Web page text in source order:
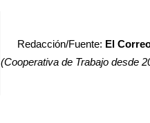
Redacción/Fuente: El
(Cooperativa de Trabajo desde